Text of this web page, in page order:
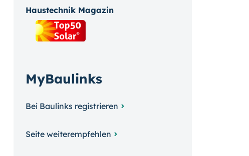
Haustechnik Magazin
MyBaulinks
Bei Baulinks registrieren
Seite weiterempfehlen